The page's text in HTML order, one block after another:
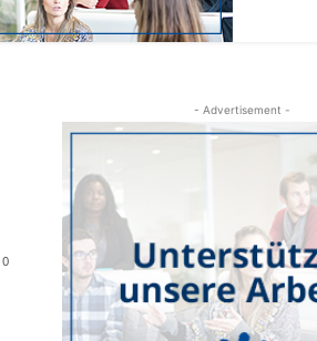
0
- Advertisement -